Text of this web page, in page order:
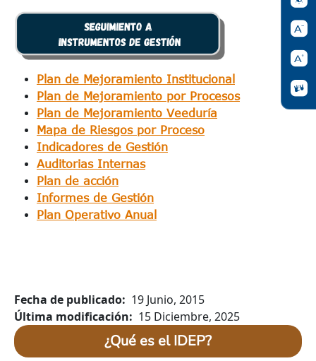
Plan de Mejoramiento Institucional
Plan de Mejoramiento por Procesos
Plan de Mejoramiento Veeduría
Mapa de Riesgos por Proceso
Indicadores de Gestión
Auditorias Internas
Plan de acción
Informes de Gestión
Plan Operativo Anual
Fecha de publicado
19 Junio, 2015
Última modificación
15 Diciembre, 2025
¿Qué es el IDEP?